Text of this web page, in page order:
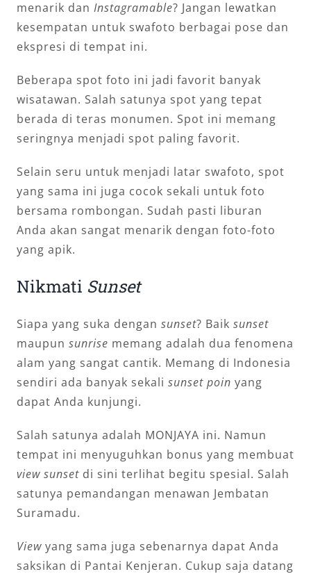
menarik dan Instagramable? Jangan lewatkan
kesempatan untuk swafoto berbagai pose dan
ekspresi di tempat ini.
Beberapa spot foto ini jadi favorit banyak
wisatawan. Salah satunya spot yang tepat
berada di teras monumen. Spot ini memang
seringnya menjadi spot paling favorit.
Selain seru untuk menjadi latar swafoto, spot
yang sama ini juga cocok sekali untuk foto
bersama rombongan. Sudah pasti liburan
Anda akan sangat menarik dengan foto-foto
yang apik.
Nikmati Sunset
Siapa yang suka dengan sunset? Baik sunset
maupun sunrise memang adalah dua fenomena
alam yang sangat cantik. Memang di Indonesia
sendiri ada banyak sekali sunset poin yang
dapat Anda kunjungi.
Salah satunya adalah MONJAYA ini. Namun
tempat ini menyuguhkan bonus yang membuat
view sunset di sini terlihat begitu spesial. Salah
satunya pemandangan menawan Jembatan
Suramadu.
View yang sama juga sebenarnya dapat Anda
saksikan di Pantai Kenjeran. Cukup saja datang